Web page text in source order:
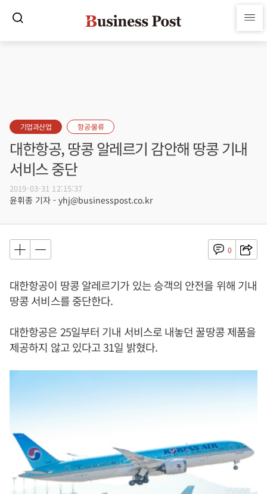
기업과산업 항공·물류
대한항공, 땅콩 알레르기 감안해 땅콩 기내
서비스 중단
2019-03-31 12:15:37
윤휘종 기자 - yhj@businesspost.co.kr
0
대한항공이 땅콩 알레르기가 있는 승객의 안전을 위해 기내
땅콩 서비스를 중단한다.
대한항공은 25일부터 기내 서비스로 내놓던 꿀땅콩 제품을
제공하지 않고 있다고 31일 밝혔다.